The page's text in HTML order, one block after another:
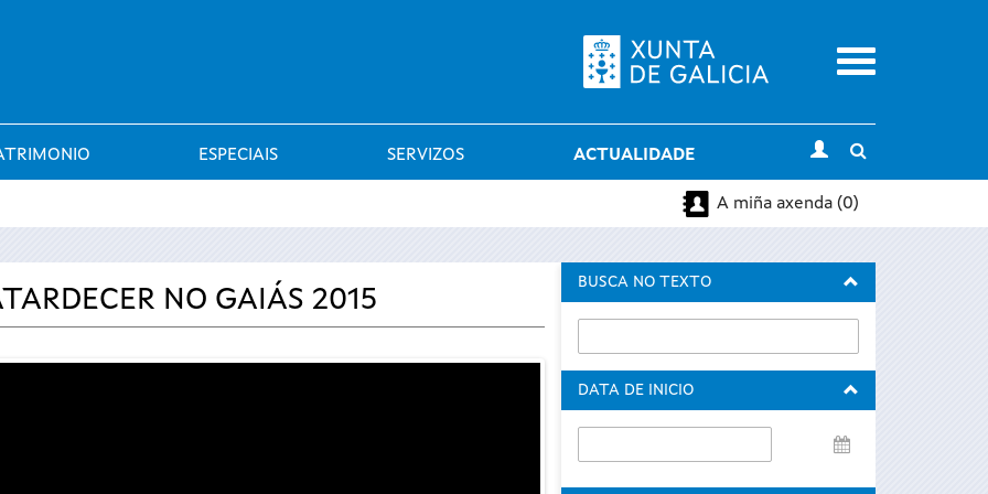
Menu
ESPECIAIS SERVIZOS ACTUALIDADE
search
A miña axenda (0)
NO GAIÁS 2015
BUSCA NO TEXTO
DATA DE INICIO
de